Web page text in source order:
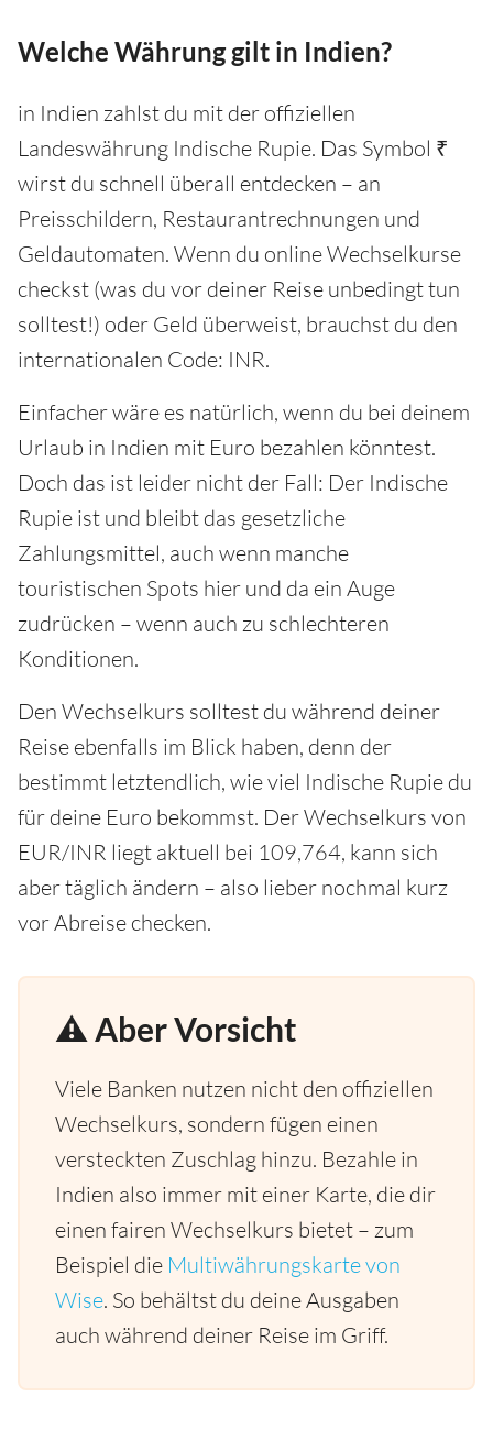
Welche Währung gilt in Indien?
in Indien zahlst du mit der offiziellen
Landeswährung Indische Rupie. Das Symbol ₹
wirst du schnell überall entdecken – an
Preisschildern, Restaurantrechnungen und
Geldautomaten. Wenn du online Wechselkurse
checkst (was du vor deiner Reise unbedingt tun
solltest!) oder Geld überweist, brauchst du den
internationalen Code: INR.
Einfacher wäre es natürlich, wenn du bei deinem
Urlaub in Indien mit Euro bezahlen könntest.
Doch das ist leider nicht der Fall: Der Indische
Rupie ist und bleibt das gesetzliche
Zahlungsmittel, auch wenn manche
touristischen Spots hier und da ein Auge
zudrücken – wenn auch zu schlechteren
Konditionen.
Den Wechselkurs solltest du während deiner
Reise ebenfalls im Blick haben, denn der
bestimmt letztendlich, wie viel Indische Rupie du
für deine Euro bekommst. Der Wechselkurs von
EUR/INR liegt aktuell bei 109,764, kann sich
aber täglich ändern – also lieber nochmal kurz
vor Abreise checken.
⚠️ Aber Vorsicht
Viele Banken nutzen nicht den offiziellen
Wechselkurs, sondern fügen einen
versteckten Zuschlag hinzu. Bezahle in
Indien also immer mit einer Karte, die dir
einen fairen Wechselkurs bietet – zum
Beispiel die Multiwährungskarte von
Wise. So behältst du deine Ausgaben
auch während deiner Reise im Griff.